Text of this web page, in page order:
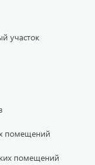
участок
помещений
помещений